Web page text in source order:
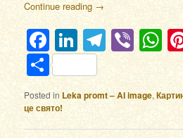
Continue reading →
Facebook
LinkedIn
Отправить
Posted in Leka promt – AI image,
це свято!